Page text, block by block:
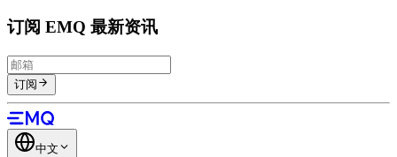
订阅 EMQ 最新资讯
订阅
中文